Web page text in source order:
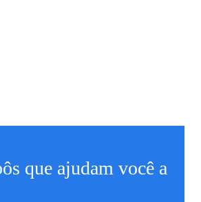
que ajudam você a